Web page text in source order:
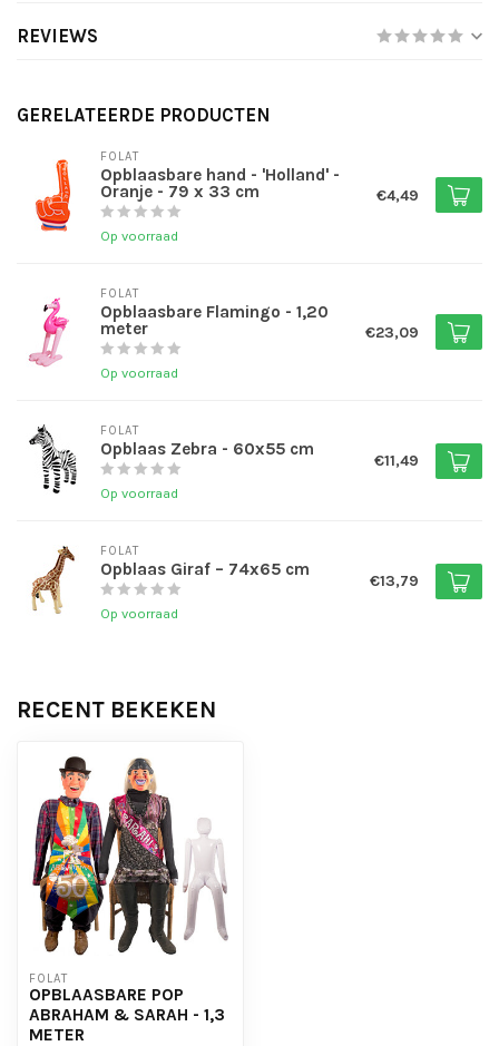
REVIEWS
GERELATEERDE PRODUCTEN
FOLAT
Opblaasbare hand - 'Holland' -
Oranje - 79 x 33 cm
Op voorraad
€4,49
FOLAT
Opblaasbare Flamingo - 1,20
meter
Op voorraad
€23,09
FOLAT
Opblaas Zebra - 60x55 cm
Op voorraad
€11,49
FOLAT
Opblaas Giraf – 74x65 cm
Op voorraad
€13,79
RECENT BEKEKEN
FOLAT
OPBLAASBARE POP
ABRAHAM & SARAH - 1,3
METER